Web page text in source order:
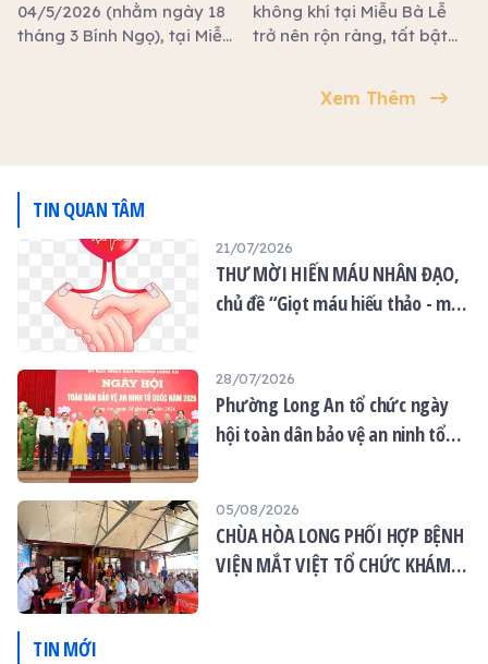
04/5/2026 (nhằm ngày 18
tháng 3 Bính Ngọ), tại Miễu
không khí tại Miễu Bà Lễ
trở nên rộn ràng, tất bật
ngày mai. Từ điện thờ
thiêng và cao quý. Hương
hoa, lễ phẩm được bày
biện tươm tất, tạo nên
Xem Thêm
TIN QUAN TÂM
21/07/2026
THƯ MỜI HIẾN MÁU NHÂN ĐẠO,
chủ đề “Giọt máu hiếu thảo - mùa
28/07/2026
Phường Long An tổ chức ngày
hội toàn dân bảo vệ an ninh tổ
05/08/2026
CHÙA HÒA LONG PHỐI HỢP BỆNH
VIỆN MẮT VIỆT TỔ CHỨC KHÁM
TIN MỚI